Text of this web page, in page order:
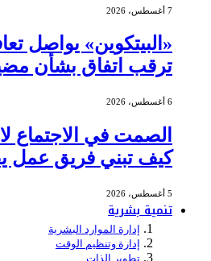
7 أغسطس، 2026
«البيتكوين» يواصل
ترقب اتفاق بشأن
6 أغسطس، 2026
الصمت في الاجتماع
كيف تبني فريق عمل
5 أغسطس، 2026
تنمية بشرية
إدارة الموارد البشرية
إدارة وتنظيم الوقت
تطوير الذات